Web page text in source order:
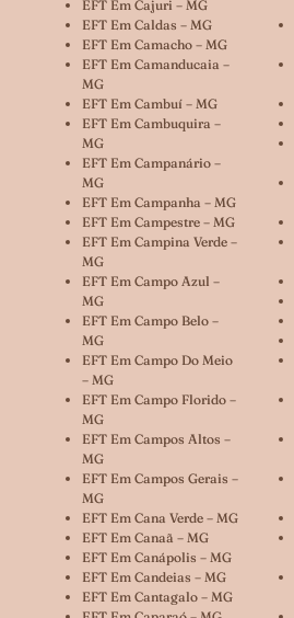
EFT Em Cajuri – MG
EFT Em Caldas – MG
EFT Em Camacho – MG
EFT Em Camanducaia –
MG
EFT Em Cambuí – MG
EFT Em Cambuquira –
MG
EFT Em Campanário –
MG
EFT Em Campanha – MG
EFT Em Campestre – MG
EFT Em Campina Verde –
MG
EFT Em Campo Azul –
MG
EFT Em Campo Belo –
MG
EFT Em Campo Do Meio
– MG
EFT Em Campo Florido –
MG
EFT Em Campos Altos –
MG
EFT Em Campos Gerais –
MG
EFT Em Cana Verde – MG
EFT Em Canaã – MG
EFT Em Canápolis – MG
EFT Em Candeias – MG
EFT Em Cantagalo – MG